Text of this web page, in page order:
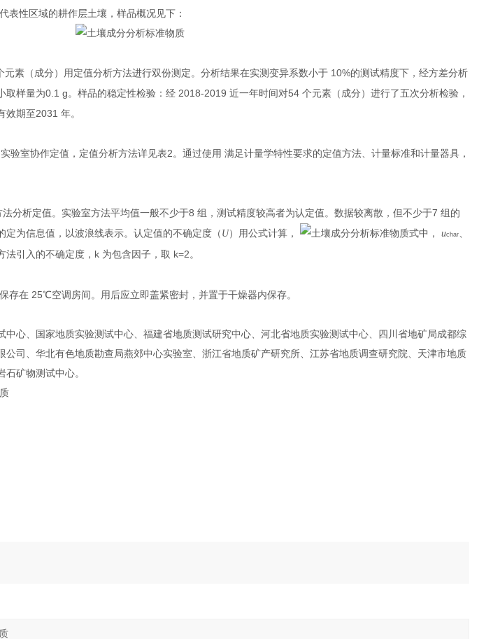
表性区域的耕作层土壤，样品概况见下：
元素（成分）用定值分析方法进行双份测定。分析结果在实测变异系数小于 10%的测试精度下，经方差分析
取样量为0.1 g。样品的稳定性检验：经2018-2019近一年时间对54个元素（成分）进行了五次分析检验，
效期至2031年。
验室协作定值，定值分析方法详见表2。通过使用 满足计量学特性要求的定值方法、计量标准和计量器具，
分析定值。实验室方法平均值一般不少于8组，测试精度较高者为认定值。数据较离散，但不少于7组的
为信息值，以波浪线表示。认定值的不确定度（U）用公式计算， 式中，uchar、
引入的不确定度， k 为包含因子，取 k=2。
存在25℃空调房间。用后应立即盖紧密封，并置于干燥器内保存。
心、国家地质实验测试中心、福建省地质测试研究中心、河北省地质实验测试中心、四川省地矿局成都综
司、华北有色地质勘查局燕郊中心实验室、浙江省地质矿产研究所、江苏省地质调查研究院、天津市地质
矿物测试中心。